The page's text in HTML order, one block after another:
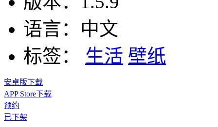
语言： 中文
标签：
生活 壁纸
安卓版下载
APP Store下载
预约
已下架